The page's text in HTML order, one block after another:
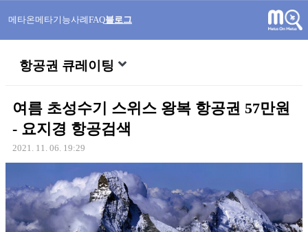
메타온메타기능사례FAQ블로그
항공권 큐레이팅
여름 초성수기 스위스 왕복 항공권 57만원
- 요지경 항공검색
2021. 11. 06. 19:29